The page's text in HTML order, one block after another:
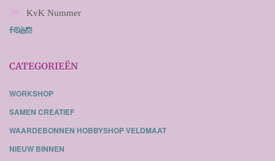
KvK Nummer
CATEGORIEËN
WORKSHOP
SAMEN CREATIEF
WAARDEBONNEN HOBBYSHOP VELDMAAT
NIEUW BINNEN